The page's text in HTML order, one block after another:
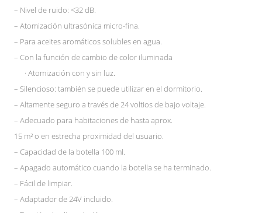
– Nivel de ruido: <32 dB.
– Atomización ultrasónica micro-fina.
– Para aceites aromáticos solubles en agua.
– Con la función de cambio de color iluminada
· Atomización con y sin luz.
– Silencioso: también se puede utilizar en el dormitorio.
– Altamente seguro a través de 24 voltios de bajo voltaje.
– Adecuado para habitaciones de hasta aprox.
15 m² o en estrecha proximidad del usuario.
– Capacidad de la botella 100 ml.
– Apagado automático cuando la botella se ha terminado.
– Fácil de limpiar.
– Adaptador de 24V incluido.